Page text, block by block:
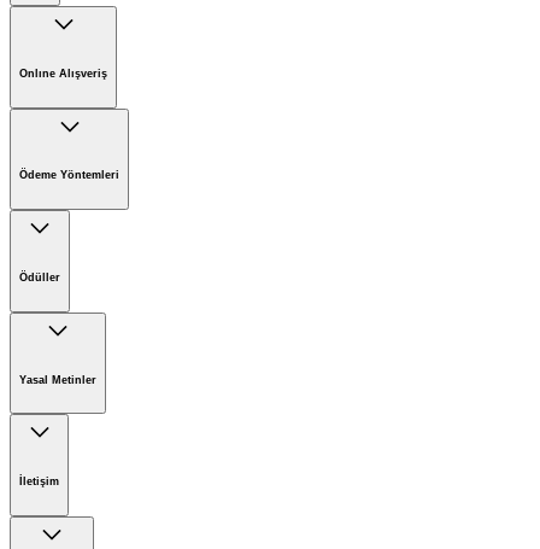
Kärcher'de Kariyer
Kärcher Hakkında
Onlıne Alışveriş
Online Satış İade Formu
Ödeme Yöntemleri
Ödüller
Yasal Metinler
Gizlilik Bildirimi
Çerez Politikası
Kärcher İnternet Sitesi Ziyaretçi Aydınlatma Metni
İletişim